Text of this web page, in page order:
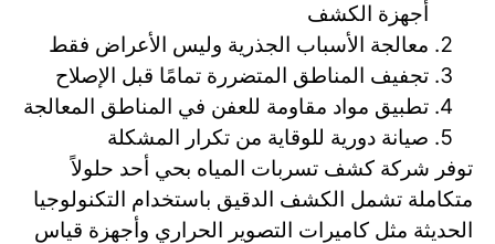
أجهزة الكشف
معالجة الأسباب الجذرية وليس الأعراض فقط
تجفيف المناطق المتضررة تمامًا قبل الإصلاح
تطبيق مواد مقاومة للعفن في المناطق المعالجة
صيانة دورية للوقاية من تكرار المشكلة
توفر شركة كشف تسربات المياه بحي أحد حلولاً
متكاملة تشمل الكشف الدقيق باستخدام التكنولوجيا
الحديثة مثل كاميرات التصوير الحراري وأجهزة قياس